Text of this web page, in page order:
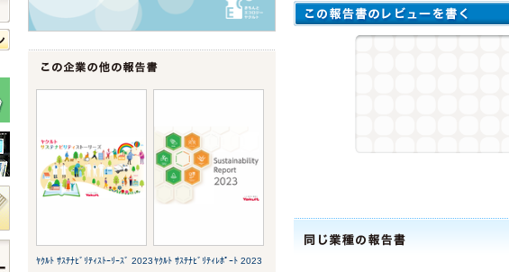
ﾔｸﾙﾄ ｻｽﾃﾅﾋﾞﾘﾃｨｽﾄｰﾘｰｽﾞ 2023ﾔｸﾙﾄ ｻｽﾃﾅﾋﾞﾘﾃｨﾚﾎﾟｰﾄ 2023